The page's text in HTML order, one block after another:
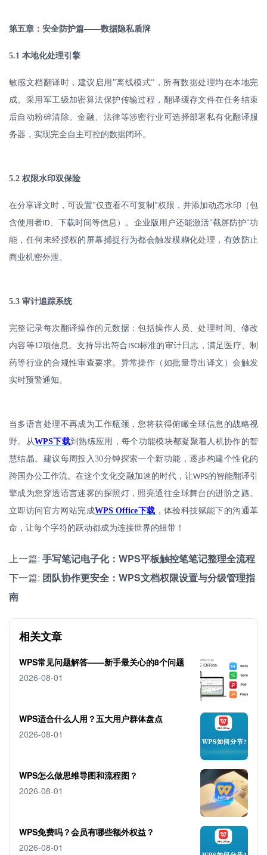
第五章：安全防护篇——数据隐私盾牌
5.1 本地化处理引擎
敏感文档翻译时，建议启用 "离线模式" ，所有数据处理均在本地完
成。采用军工级加密算法保护传输过程，翻译缓存文件在任务结束
后自动粉碎清除。金融、法律等涉密行业可选择部署私有化翻译服
务器，实现完全自主可控的数据闭环。
5.2 权限水印双保险
在分享译文时，可设置"仅查看不可复制 "权限，并添加动态水印（包
含使用者ID 、下载时间等信息）。企业版用户还能激活"截屏防护"功
能，任何未经授权的屏幕捕捉行为都会触发模糊化处理，有效防止
商业机密外泄。
5.3 审计追踪系统
完整记录每次翻译操作的元数据：包括操作人员、处理时间、修改
内容等12项信息。支持导出符合 ISO标准的审计日志，满足医疗、制
药等行业的合规性审查要求。异常操作（如批量导出译文）会触发
实时预警通知。
当多语言处理不再成为工作瓶颈，您将获得俯瞰全球信息的战略视
野。从WPS下载到熟练应用，每个功能模块都凝聚着人机协作的智
慧结晶。建议每周投入30分钟探索一个新功能，逐步构建个性化的
跨国办公工作流。在这个文化交融加速的时代，让WPS的智能翻译引
擎成为您穿透语言迷雾的探照灯，照亮通往全球舞台的进阶之路。
立即访问官方网站完成WPS Office下载 ，体验科技赋能下的沟通革
命，让每个字符的跃动都成为连接世界的纽带！
上一篇: 手写笔记电子化：WPS平板触控笔笔记整理全流程
下一篇: 团队协作更安全：WPS文档权限设置与分级管理指
南
相关文章
WPS常见问题解答——新手最关心的8个问题
2026-08-01
WPS适合什么人用？五大用户群体盘点
2026-08-01
WPS怎么做思维导图和流程图？
2026-08-01
WPS免费吗？会员有哪些额外权益？
2026-08-01